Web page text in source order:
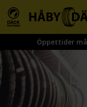
Öppettider